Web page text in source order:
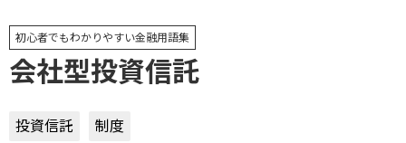
初心者でもわかりやすい金融用語集
会社型投資信託
投資信託 制度